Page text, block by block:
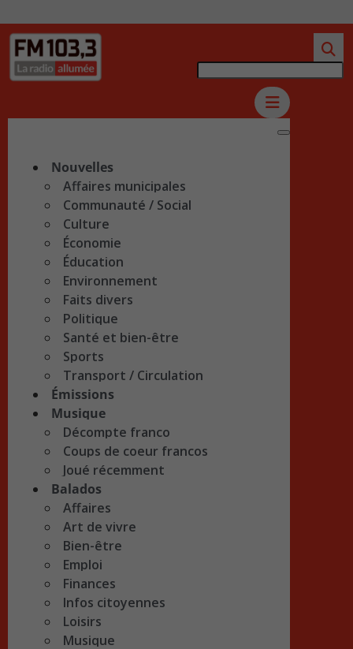
Nouvelles
Affaires municipales
Communauté / Social
Culture
Économie
Éducation
Environnement
Faits divers
Politique
Santé et bien-être
Sports
Transport / Circulation
Émissions
Musique
Décompte franco
Coups de coeur francos
Joué récemment
Balados
Affaires
Art de vivre
Bien-être
Emploi
Finances
Infos citoyennes
Loisirs
Musique